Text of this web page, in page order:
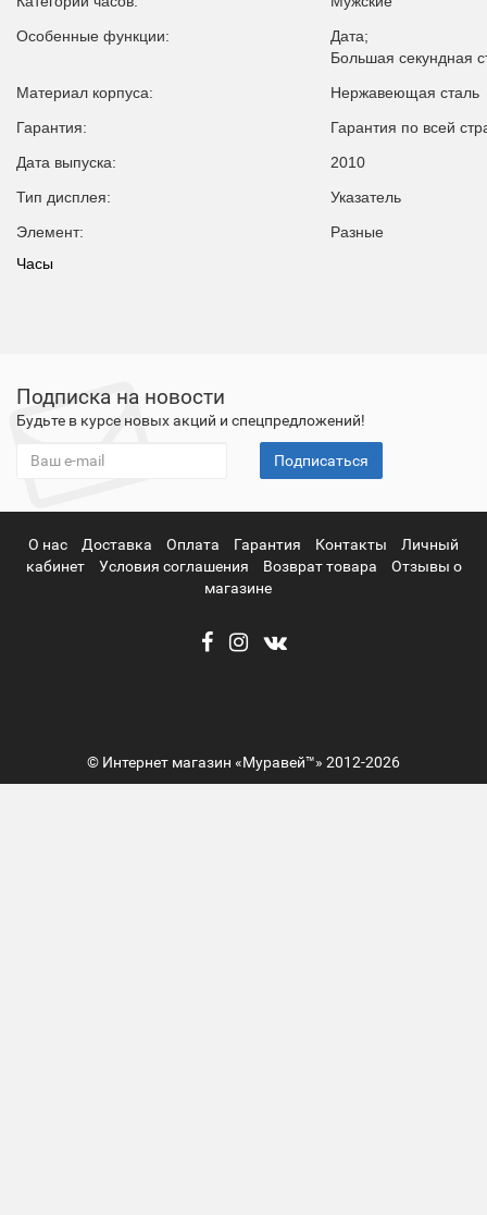
Особенные функции:
Дата;
Большая секундная
Материал корпуса:
Нержавеющая сталь
Гарантия:
Гарантия по всей
Дата выпуска:
2010
Тип дисплея:
Указатель
Элемент:
Разные
Часы
Подписка на новости
Будьте в курсе новых акций и спецпредложений!
Подписаться
О нас Доставка Оплата Гарантия Контакты
Личный
кабинет
Условия соглашения Возврат товара
Отзывы о
магазине
© Интернет магазин «Муравей™» 2012-2026